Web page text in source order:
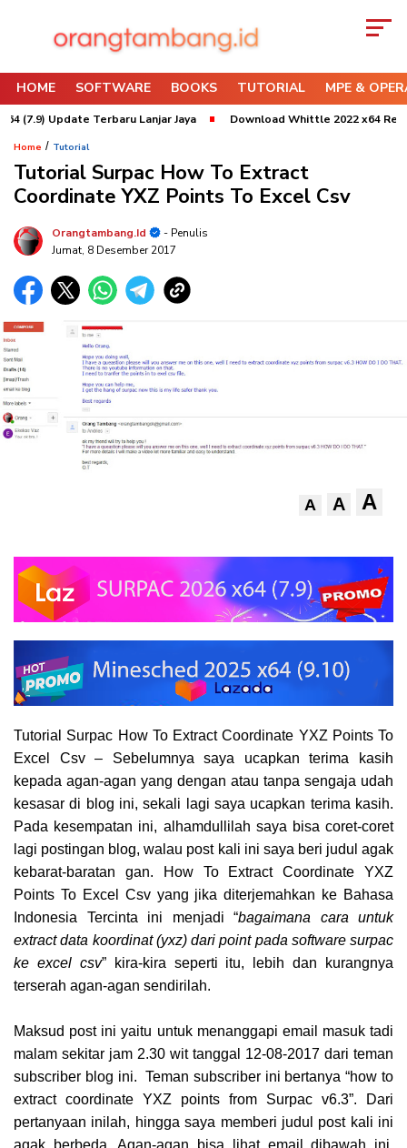
HOME SOFTWARE BOOKS TUTORIAL MPE &
Update Terbaru Lanjar Jaya Download Whittle 2022 x64 Refresh 3
Home / Tutorial
Tutorial Surpac How To Extract
Coordinate YXZ Points To Excel Csv
Orangtambang.id
- Penulis
Jumat, 8 Desember 2017
A A A
Tutorial Surpac How To Extract Coordinate YXZ Points To
Excel Csv – Sebelumnya saya ucapkan terima kasih
kepada agan-agan yang dengan atau tanpa sengaja udah
kesasar di blog ini, sekali lagi saya ucapkan terima kasih.
Pada kesempatan ini, alhamdullilah saya bisa coret-coret
lagi postingan blog, walau post kali ini saya beri judul agak
kebarat-baratan gan. How To Extract Coordinate YXZ
Points To Excel Csv yang jika diterjemahkan ke Bahasa
Indonesia Tercinta ini menjadi “bagaimana cara untuk
extract data koordinat (yxz) dari point pada software surpac
ke excel csv” kira-kira seperti itu, lebih dan kurangnya
terserah agan-agan sendirilah.
Maksud post ini yaitu untuk menanggapi email masuk tadi
malam sekitar jam 2.30 wit tanggal 12-08-2017 dari teman
subscriber blog ini. Teman subscriber ini bertanya “how to
extract coordinate YXZ points from Surpac v6.3”. Dari
pertanyaan inilah, hingga saya memberi judul post kali ini
agak berbeda. Agan-agan bisa lihat email dibawah ini,